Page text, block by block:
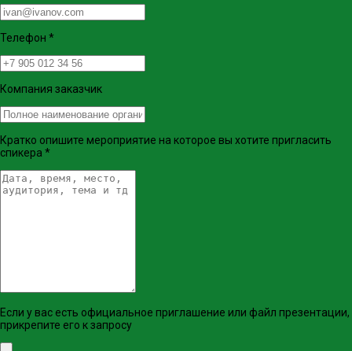
Телефон *
Компания заказчик
Кратко опишите мероприятие на которое вы хотите пригласить
спикера *
Если у вас есть официальное приглашение или файл презентации,
прикрепите его к запросу